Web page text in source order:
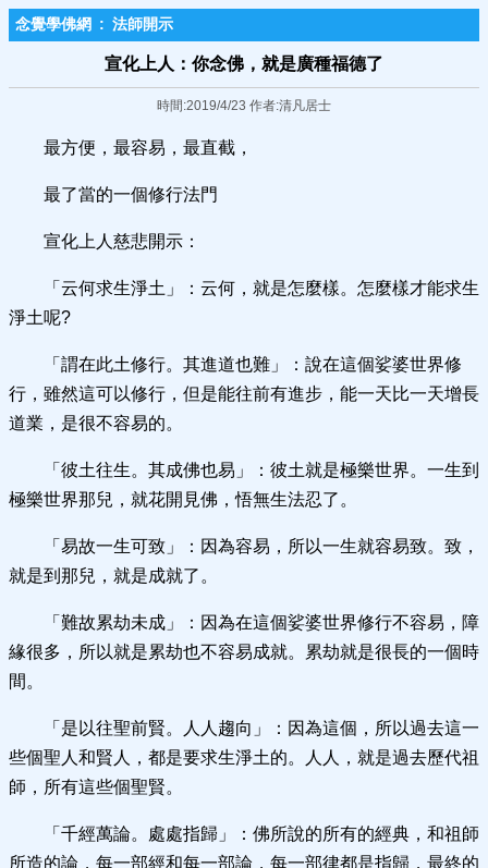
念覺學佛網 : 法師開示
宣化上人：你念佛，就是廣種福德了
時間:2019/4/23 作者:清凡居士
最方便，最容易，最直截，
最了當的一個修行法門
宣化上人慈悲開示：
「云何求生淨土」：云何，就是怎麼樣。怎麼樣才能求生
淨土呢?
「謂在此土修行。其進道也難」：說在這個娑婆世界修
行，雖然這可以修行，但是能往前有進步，能一天比一天增長
道業，是很不容易的。
「彼土往生。其成佛也易」：彼土就是極樂世界。一生到
極樂世界那兒，就花開見佛，悟無生法忍了。
「易故一生可致」：因為容易，所以一生就容易致。致，
就是到那兒，就是成就了。
「難故累劫未成」：因為在這個娑婆世界修行不容易，障
緣很多，所以就是累劫也不容易成就。累劫就是很長的一個時
間。
「是以往聖前賢。人人趨向」：因為這個，所以過去這一
些個聖人和賢人，都是要求生淨土的。人人，就是過去歷代祖
師，所有這些個聖賢。
「千經萬論。處處指歸」：佛所說的所有的經典，和祖師
所造的論，每一部經和每一部論，每一部律都是指歸，最終的